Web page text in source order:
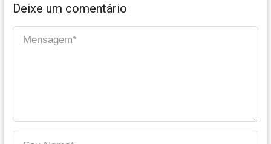
Deixe um comentário